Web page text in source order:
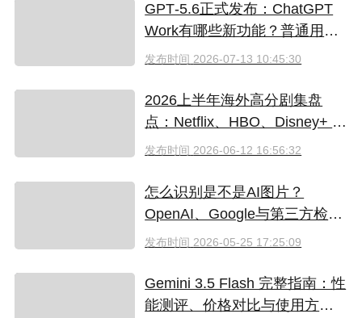
GPT‑5.6正式发布：ChatGPT
Work有哪些新功能？普通用户
值得升级吗
发布时间 2026-07-13 10:45:30
2026上半年海外高分剧集盘
点：Netflix、HBO、Disney+ 哪
些爆款必追？（附国内超划算
发布时间 2026-06-12 16:56:32
怎么识别是不是AI图片？
OpenAI、Google与第三方检测
工具对比
发布时间 2026-05-25 17:25:09
Gemini 3.5 Flash 完整指南：性
能测评、价格对比与使用方法